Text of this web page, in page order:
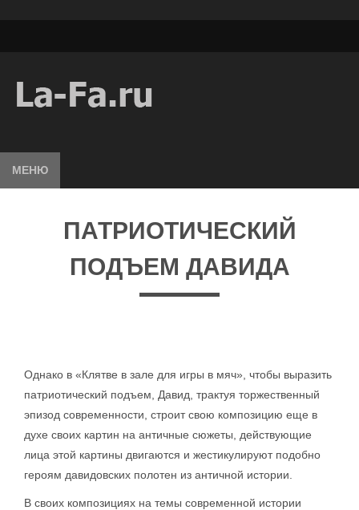
МЕНЮ
ПАТРИОТИЧЕСКИЙ
ПОДЪЕМ ДАВИДА
Однако в «Клятве в зале для игры в мяч», чтобы выразить
патриотический подъем, Давид, трактуя торжественный
эпизод современности, строит свою композицию еще в
духе своих картин на античные сюжеты, действующие
лица этой картины двигаются и жестикулируют подобно
героям давидовских полотен из античной истории.
В своих композициях на темы современной истории